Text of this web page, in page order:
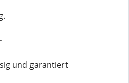
und garantiert